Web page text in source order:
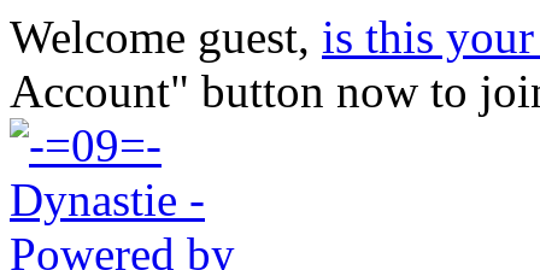
Welcome guest, is this
Account" button now to